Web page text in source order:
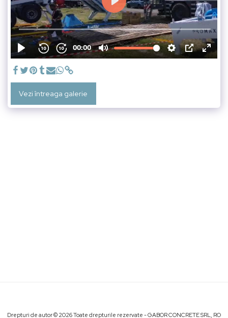
Vezi întreaga galerie
Drepturi de autor © 2026 Toate drepturile rezervate -GABOR CONCRETE SRL, RO